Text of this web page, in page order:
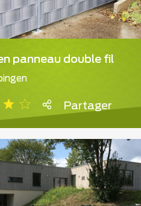
panneau double fil
Partager